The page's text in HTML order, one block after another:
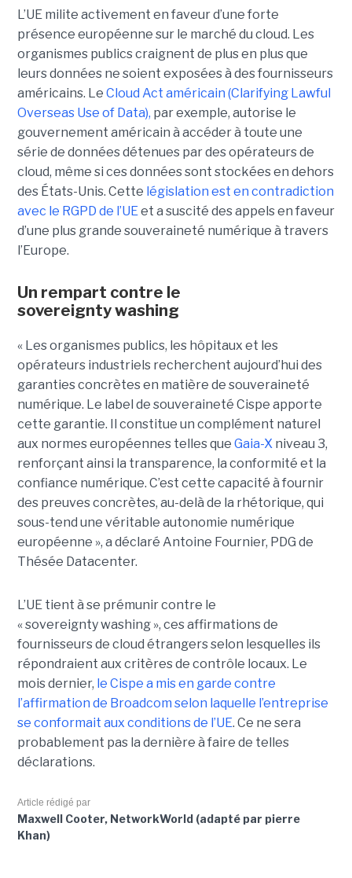
L’UE milite activement en faveur d’une forte
présence européenne sur le marché du cloud. Les
organismes publics craignent de plus en plus que
leurs données ne soient exposées à des fournisseurs
américains. Le Cloud Act américain (Clarifying Lawful
Overseas Use of Data), par exemple, autorise le
gouvernement américain à accéder à toute une
série de données détenues par des opérateurs de
cloud, même si ces données sont stockées en dehors
des États-Unis. Cette législation est en contradiction
avec le RGPD de l’UEet a suscité des appels en faveur
d’une plus grande souveraineté numérique à travers
l’Europe.
Un rempart contre le
sovereignty washing
« Les organismes publics, les hôpitaux et les
opérateurs industriels recherchent aujourd’hui des
garanties concrètes en matière de souveraineté
numérique. Le label de souveraineté Cispe apporte
cette garantie. Il constitue un complément naturel
aux normes européennes telles que Gaia-Xniveau 3,
renforçant ainsi la transparence, la conformité et la
confiance numérique. C’est cette capacité à fournir
des preuves concrètes, au-delà de la rhétorique, qui
sous-tend une véritable autonomie numérique
européenne », a déclaré Antoine Fournier, PDG de
Thésée Datacenter.
L’UE tient à se prémunir contre le
« sovereignty washing », ces affirmations de
fournisseurs de cloud étrangers selon lesquelles ils
répondraient aux critères de contrôle locaux. Le
mois dernier, le Cispe a mis en garde contre
l’affirmation de Broadcom selon laquelle l’entreprise
se conformait aux conditions de l’UE. Ce ne sera
probablement pas la dernière à faire de telles
déclarations.
Article rédigé par
Maxwell Cooter, NetworkWorld (adapté par pierre
Khan)